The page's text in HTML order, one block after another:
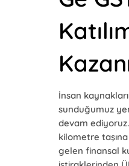
İnsan
sunduğumuz
devam
kilometre
gelen finansal